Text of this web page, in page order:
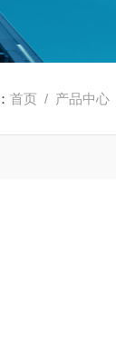
首页 / 产品中心